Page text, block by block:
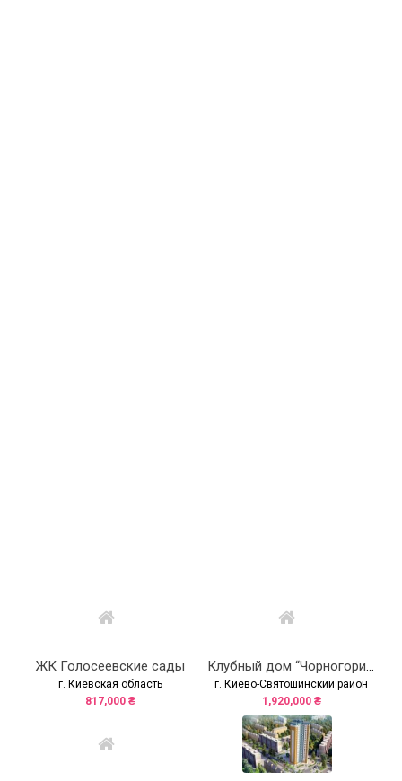
ЖК Голосеевские сады
г. Киевская область
817,000 ₴
Клубный дом “Чорногория” (“Чорногорія”)
г. Киево-Святошинский район
1,920,000 ₴